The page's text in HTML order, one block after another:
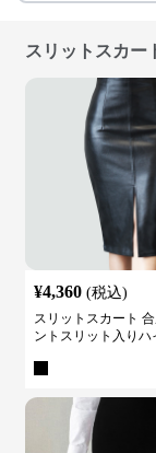
スリットスカー
¥4,360 (税込)
スリットスカート
ントスリット入りハ